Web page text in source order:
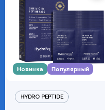
Новинка Популярный
HYDRO PEPTIDE